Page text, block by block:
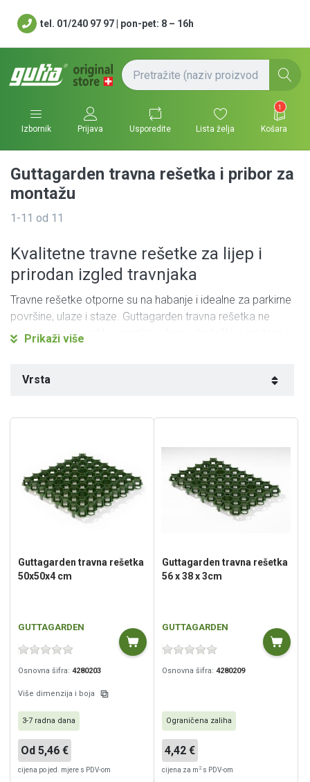
tel. 01/240 97 97 | pon-pet: 8 – 16h
Izbornik Prijava Usporedite Lista želja
1
Košara
Guttagarden travna rešetka i pribor za
montažu
1-11 od 11
Kvalitetne travne rešetke za lijep i
prirodan izgled travnjaka
Travne rešetke otporne su na habanje i idealne za parkirne
površine, ulaze i staze. Guttagarden travna rešetka ne
ometa prirodan ciklus zemljine vlage, ekološki je ispitana i
Prikaži više
Vrsta
Guttagarden travna rešetka
50x50x4 cm
GUTTAGARDEN
Osnovna šifra: 4280203
Više dimenzija i boja
3-7 radna dana
Od 5,46 €
cijena po jed. mjere s PDV-om
Guttagarden travna rešetka
56 x 38 x 3cm
GUTTAGARDEN
Osnovna šifra: 4280209
Ograničena zaliha
4,42 €
cijena za m 2 s PDV-om